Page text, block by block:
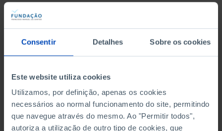
Consentir Detalhes Sobre os cookies
Este website utiliza cookies
Utilizamos, por definição, apenas os cookies
necessários ao normal funcionamento do site, permitindo
que navegue através do mesmo. Ao "Permitir todos",
autoriza a utilização de outro tipo de cookies, que
Não foram encontrados
resultados para esta
À venda na Livraria